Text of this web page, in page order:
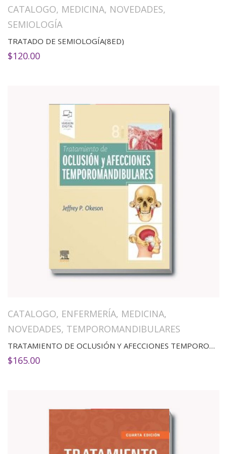
CATALOGO, MEDICINA, NOVEDADES,
SEMIOLOGÍA
TRATADO DE SEMIOLOGÍA(8ED)
$120.00
CATALOGO, ENFERMERÍA, MEDICINA,
NOVEDADES, TEMPOROMANDIBULARES
TRATAMIENTO DE OCLUSIÓN Y AFECCIONES TEMPOROMANDIBULARES(8ED)
$165.00